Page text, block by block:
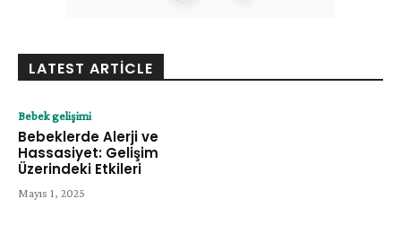
LATEST ARTICLE
Bebek gelişimi
Bebeklerde Alerji ve
Hassasiyet: Gelişim
Üzerindeki Etkileri
Mayıs 1, 2025